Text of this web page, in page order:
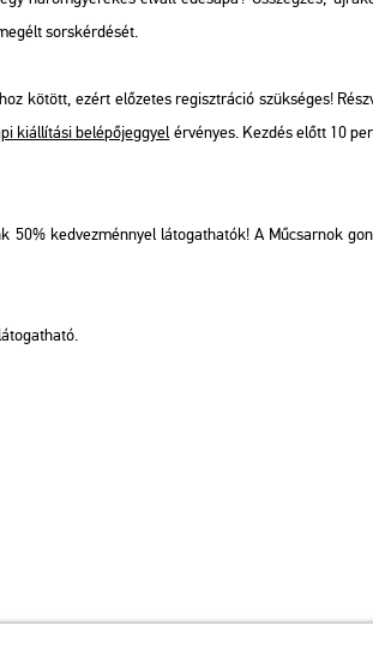
sors­kér­dé­sét.
kö­tött, ezért elő­ze­tes re­giszt­rá­ció szük­sé­ges!
ki­ál­lí­tá­si be­lé­pő­jeggyelér­vé­nyes. Kez­dés előtt 10
50% ked­vez­ménnyel lá­to­gat­ha­tók! A Mű­csar­nok